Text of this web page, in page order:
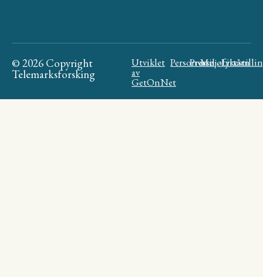
© 2026 Copyright
Telemarksforsking
Utviklet
av
GetOnNet
Personvern
Presse
Miljøfyrtårn